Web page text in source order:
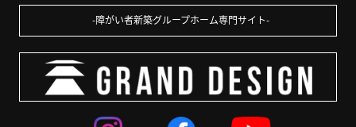
障がい者新築グループホーム専門サイト